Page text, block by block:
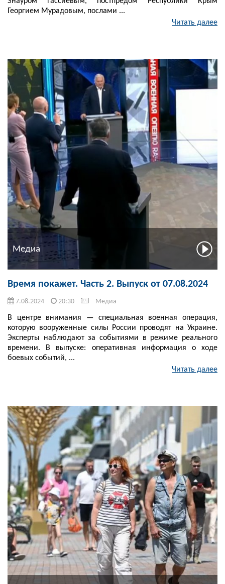
Георгием Мурадовым, послами ...
Читать далее
Медиа
Время покажет. Часть 2. Выпуск от 07.08.2024
7.08.2024 20:30 Медиа
В центре внимания — специальная военная операция,
которую вооруженные силы России проводят на Украине.
Эксперты наблюдают за событиями в режиме реального
времени. В выпуске: оперативная информация о ходе
боевых событий, ...
Читать далее